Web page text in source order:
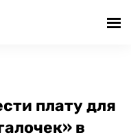
плату для
в